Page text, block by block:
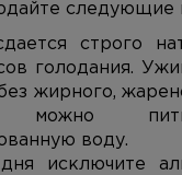
следующие
строго
голодания.
жирного,
можно
воду.
исключите